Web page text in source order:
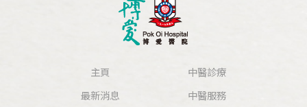
主頁
最新消息
中醫診療
中醫服務